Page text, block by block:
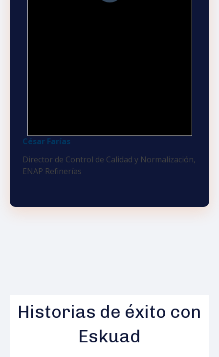
César Farías
Director de Control de Calidad y Normalización,
ENAP Refinerías
Historias de éxito con
Eskuad